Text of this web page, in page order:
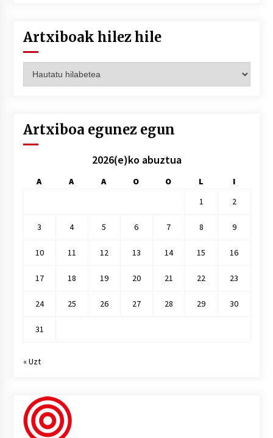
Artxiboak hilez hile
hilez
Artxiboa egunez egun
2026(e)ko abuztua
A A A O O L
I
1
2
3 4 5 6 7 8 9
10 11 12 13 14 15 16
17 18 19 20 21 22 23
24 25 26 27 28 29 30
31
« Uzt